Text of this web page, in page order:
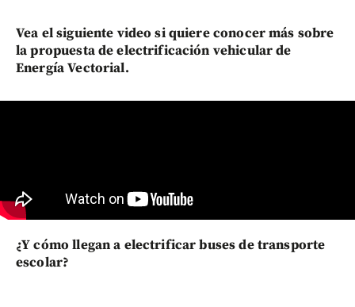
Vea el siguiente video si quiere conocer más sobre
la propuesta de electrificación vehicular de
Energía Vectorial.
¿Y cómo llegan a electrificar buses de transporte
escolar?